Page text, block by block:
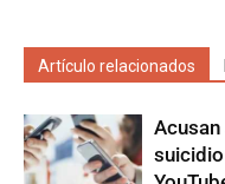
Artículo relacionados
Acusan